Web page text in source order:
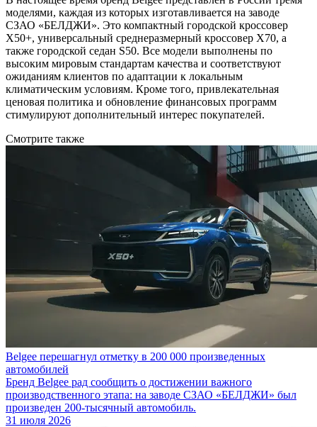
моделями, каждая из которых изготавливается на заводе
СЗАО «БЕЛДЖИ». Это компактный городской кроссовер
X50+, универсальный среднеразмерный кроссовер X70, а
также городской седан S50. Все модели выполнены по
высоким мировым стандартам качества и соответствуют
ожиданиям клиентов по адаптации к локальным
климатическим условиям. Кроме того, привлекательная
ценовая политика и обновление финансовых программ
стимулируют дополнительный интерес покупателей.
Смотрите также
Belgee перешагнул отметку в 200 000 произведенных
автомобилей
Бренд Belgee рад сообщить о достижении важного
производственного этапа: на заводе СЗАО «БЕЛДЖИ» был
произведен 200-тысячный автомобиль.
31 июля 2026